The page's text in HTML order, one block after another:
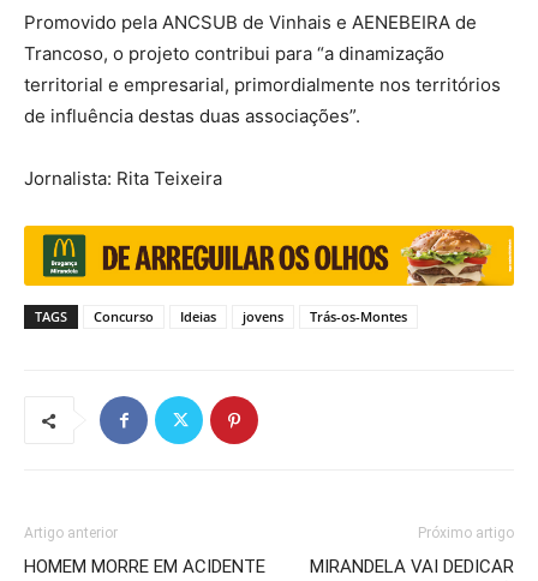
Promovido pela ANCSUB de Vinhais e AENEBEIRA de
Trancoso, o projeto contribui para “a dinamização
territorial e empresarial, primordialmente nos territórios
de influência destas duas associações”.
Jornalista: Rita Teixeira
TAGS Concurso Ideias jovens Trás-os-Montes
Artigo anterior
HOMEM MORRE EM ACIDENTE
Próximo artigo
MIRANDELA VAI DEDICAR